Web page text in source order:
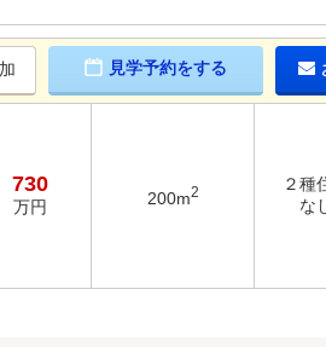
見学予約をする
730
万円 200m2
２種
な